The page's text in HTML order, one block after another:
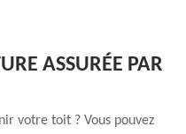
ASSURÉE PAR
votre toit ? Vous pouvez